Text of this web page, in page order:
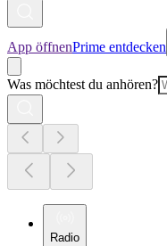
App öffnenPrime entdecken
Was möchtest du anhören?
Radio